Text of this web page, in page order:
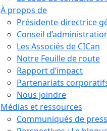
À propos de
Présidente-directrice
Conseil
Les Associés de CICan
Notre Feuille de route
Rapport d’impact
Partenariats
Nous joindre
Médias et ressources
Communiqués de